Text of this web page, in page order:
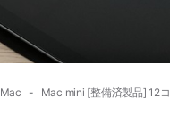
Mac Mac mini [整備済製品] 12